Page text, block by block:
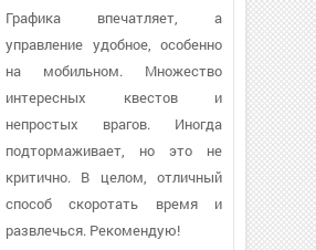
Графика впечатляет, а
управление удобное, особенно
на мобильном. Множество
интересных квестов и
непростых врагов. Иногда
подтормаживает, но это не
критично. В целом, отличный
способ скоротать время и
развлечься. Рекомендую!